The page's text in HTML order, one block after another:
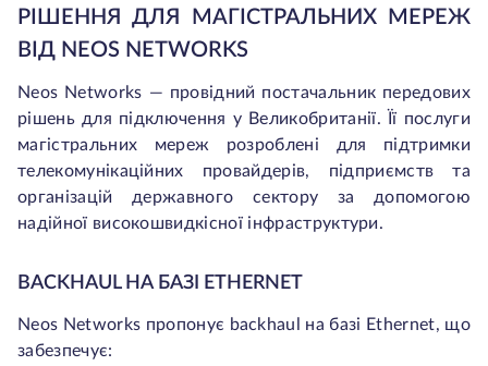
РІШЕННЯ ДЛЯ МАГІСТРАЛЬНИХ МЕРЕЖ
ВІД NEOS NETWORKS
Neos Networks — провідний постачальник передових
рішень для підключення у Великобританії. Її послуги
магістральних мереж розроблені для підтримки
телекомунікаційних провайдерів, підприємств та
організацій державного сектору за допомогою
надійної високошвидкісної інфраструктури.
BACKHAUL НА БАЗІ ETHERNET
Neos Networks пропонує backhaul на базі Ethernet, що
забезпечує: